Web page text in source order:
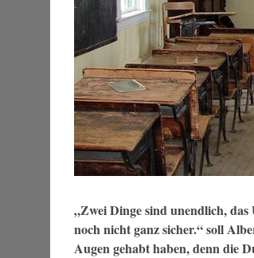
„Zwei Dinge sind unendlich,
noch nicht ganz sicher.“ soll
Augen gehabt haben, denn die